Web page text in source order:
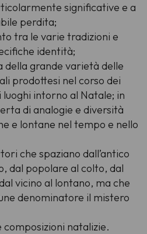
significative e a
perdita;
tra le varie tradizioni e
identità;
della grande varietà delle
prodottesi nel corso dei
luoghi intorno al Natale; in
di analogie e diversità
e lontane nel tempo e nello
che spaziano dall’antico
dal popolare al colto, dal
vicino al lontano, ma che
denominatore il mistero
natalizie.